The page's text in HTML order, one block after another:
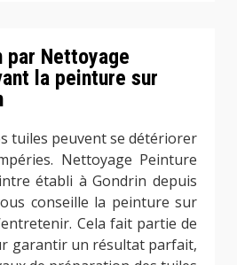
par Nettoyage
la peinture sur
tuiles peuvent se détériorer
Nettoyage Peinture
établi à Gondrin depuis
conseille la peinture sur
Cela fait partie de
garantir un résultat parfait,